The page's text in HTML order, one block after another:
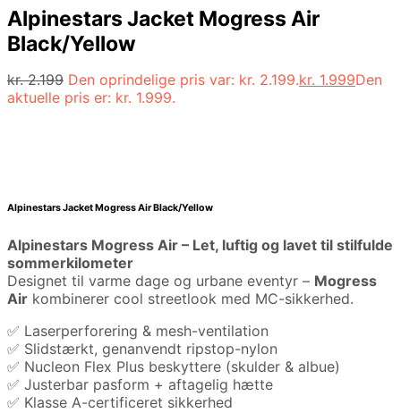
Alpinestars Jacket Mogress Air
Black/Yellow
kr.2.199 Den oprindelige pris var: kr. 2.199.kr. 1.999Den
aktuelle pris er: kr. 1.999.
Alpinestars Jacket Mogress Air Black/Yellow
Alpinestars Mogress Air – Let, luftig og lavet til stilfulde
sommerkilometer
Designet til varme dage og urbane eventyr – Mogress
Air kombinerer cool streetlook med MC-sikkerhed.
✅ Laserperforering & mesh-ventilation
✅ Slidstærkt, genanvendt ripstop-nylon
✅ Nucleon Flex Plus beskyttere (skulder & albue)
✅ Justerbar pasform + aftagelig hætte
✅ Klasse A-certificeret sikkerhed